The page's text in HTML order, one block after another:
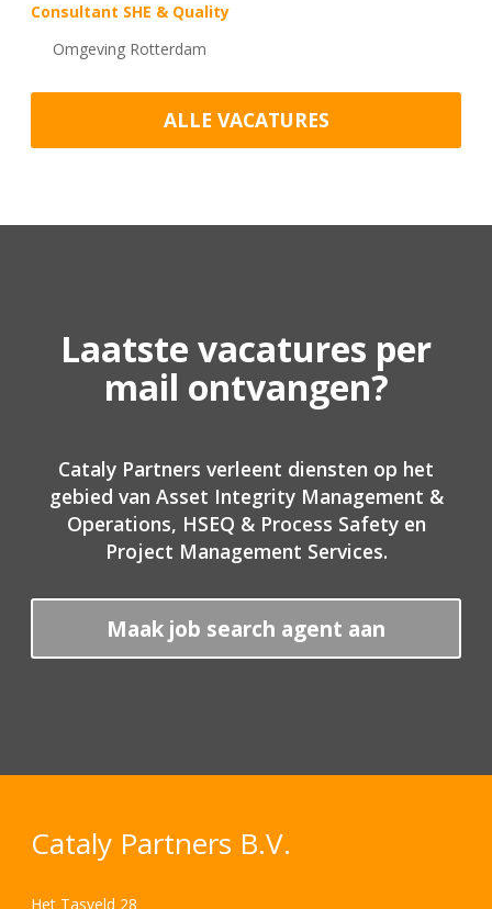
Consultant SHE & Quality
Omgeving Rotterdam
ALLE VACATURES
Laatste vacatures per
mail ontvangen?
Cataly Partners verleent diensten op het
gebied van Asset Integrity Management &
Operations, HSEQ & Process Safety en
Project Management Services.
Maak job search agent aan
Cataly Partners B.V.
Het Tasveld 28